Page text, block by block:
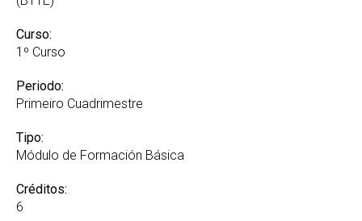
Curso:
1º Curso
Periodo:
Primeiro Cuadrimestre
Tipo:
Módulo de Formación Básica
Créditos:
6